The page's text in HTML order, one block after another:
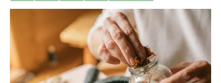
長到人的手掌大小。植狡蛛是半水生的伏擊掠食者，這代
表牠們不靠結網來等食物上門，而是主動出擊。牠腿上的
細小剛毛能偵測水面微弱的振動。牠會捕捉水蠆、其它蜘
蛛、水黽、蝌蚪、甚至是小魚，但是對人類無害。植狡蛛
會織出卵囊，將卵產在裡面，並定期將卵囊浸水，保持濕
潤。這段期間，牠會編織直徑25公分的育嬰網，直到幼蛛